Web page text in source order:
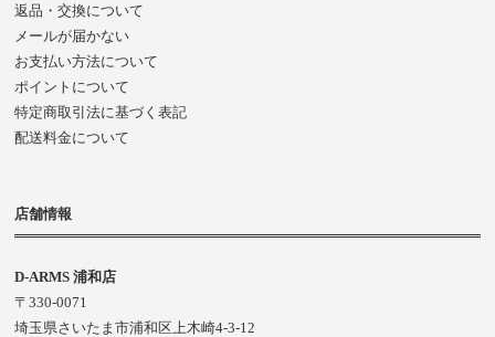
返品・交換について
メールが届かない
お支払い方法について
ポイントについて
特定商取引法に基づく表記
配送料金について
店舗情報
D-ARMS 浦和店
〒330-0071
埼玉県さいたま市浦和区上木崎4-3-12